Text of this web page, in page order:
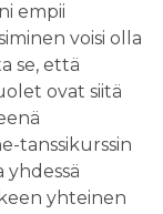
empii
voisi olla
se, että
ovat siitä
tanssikurssin
yhdessä
yhteinen